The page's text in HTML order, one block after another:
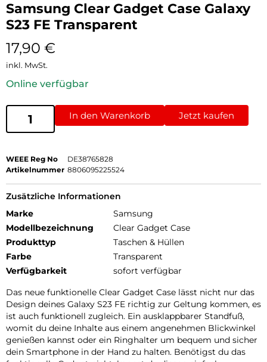
Samsung Clear Gadget Case Galaxy
S23 FE Transparent
17,90 €
inkl. MwSt.
Online verfügbar
In den Warenkorb Jetzt kaufen
WEEE Reg No
DE38765828
Artikelnummer 8806095225524
Zusätzliche Informationen
Marke
Samsung
Modellbezeichnung
Clear Gadget Case
Produkttyp
Taschen & Hüllen
Farbe
Transparent
Verfügbarkeit
sofort verfügbar
Das neue funktionelle Clear Gadget Case lässt nicht nur das
Design deines Galaxy S23 FE richtig zur Geltung kommen, es
ist auch funktionell zugleich. Ein ausklappbarer Standfuß,
womit du deine Inhalte aus einem angenehmen Blickwinkel
genießen kannst oder ein Ringhalter um bequem und sicher
dein Smartphone in der Hand zu halten. Benötigst du das